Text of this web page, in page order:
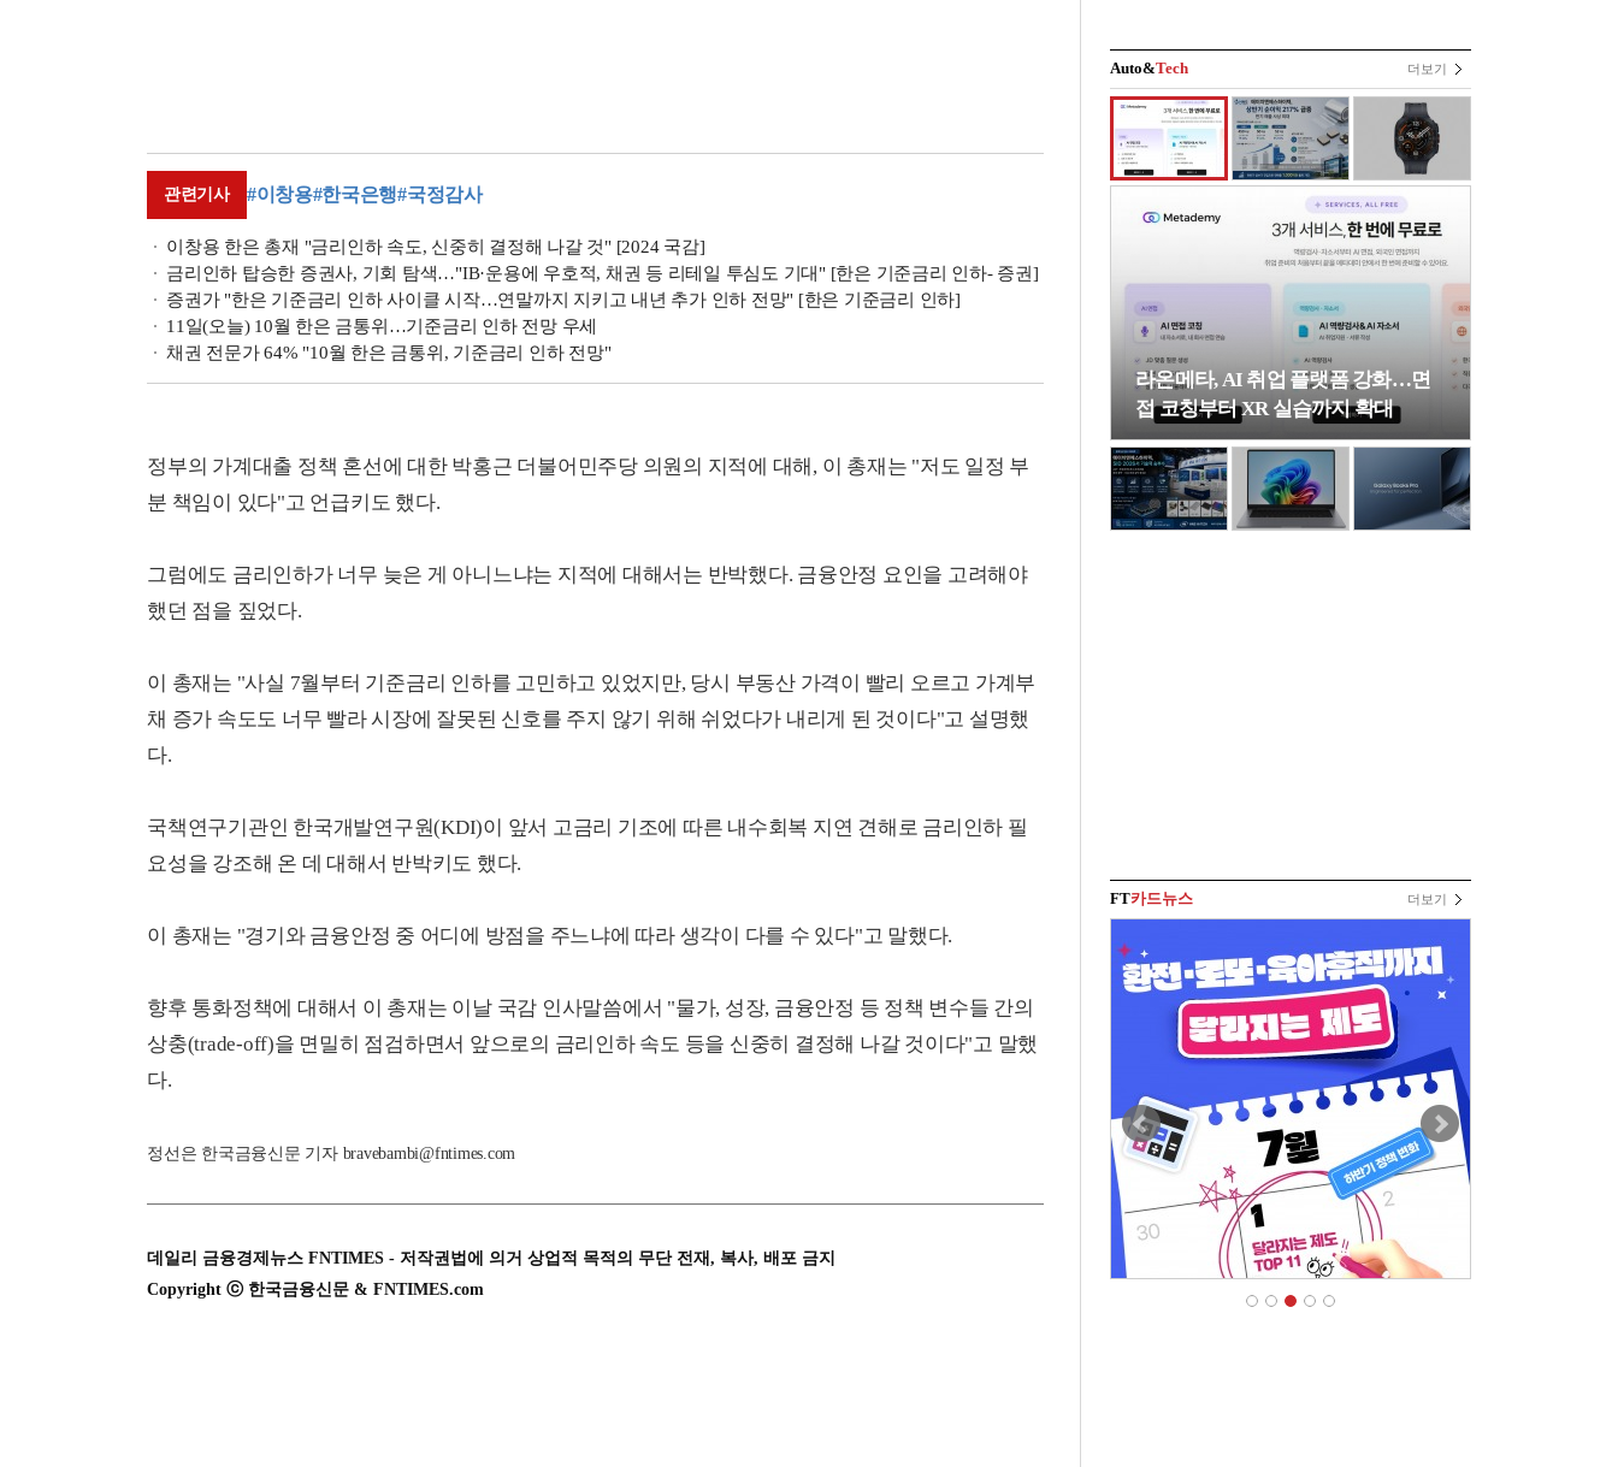
관련기사 #이창용#한국은행#국정감사
이창용 한은 총재 "금리인하 속도, 신중히 결정해 나갈 것" [2024 국감]
금리인하 탑승한 증권사, 기회 탐색…"IB·운용에 우호적, 채권 등 리테일 투심도 기대" [한은 기준금리 인하- 증권]
증권가 "한은 기준금리 인하 사이클 시작…연말까지 지키고 내년 추가 인하 전망" [한은 기준금리 인하]
11일(오늘) 10월 한은 금통위…기준금리 인하 전망 우세
채권 전문가 64% "10월 한은 금통위, 기준금리 인하 전망"
정부의 가계대출 정책 혼선에 대한 박홍근 더불어민주당 의원의 지적에 대해, 이 총재는 "저도 일정 부
분 책임이 있다"고 언급키도 했다.
그럼에도 금리인하가 너무 늦은 게 아니느냐는 지적에 대해서는 반박했다. 금융안정 요인을 고려해야
했던 점을 짚었다.
이 총재는 "사실 7월부터 기준금리 인하를 고민하고 있었지만, 당시 부동산 가격이 빨리 오르고 가계부
채 증가 속도도 너무 빨라 시장에 잘못된 신호를 주지 않기 위해 쉬었다가 내리게 된 것이다"고 설명했
다.
국책연구기관인 한국개발연구원(KDI)이 앞서 고금리 기조에 따른 내수회복 지연 견해로 금리인하 필
요성을 강조해 온 데 대해서 반박키도 했다.
이 총재는 "경기와 금융안정 중 어디에 방점을 주느냐에 따라 생각이 다를 수 있다"고 말했다.
향후 통화정책에 대해서 이 총재는 이날 국감 인사말씀에서 "물가, 성장, 금융안정 등 정책 변수들 간의
상충(trade-off)을 면밀히 점검하면서 앞으로의 금리인하 속도 등을 신중히 결정해 나갈 것이다"고 말했
다.​
정선은 한국금융신문 기자 bravebambi@fntimes.com
데일리 금융경제뉴스 FNTIMES - 저작권법에 의거 상업적 목적의 무단 전재, 복사, 배포 금지
Copyright ⓒ 한국금융신문 & FNTIMES.com
Auto&Tech 더보기
라온메타, AI 취업 플랫폼 강화…면
접 코칭부터 XR 실습까지 확대
FT카드뉴스 더보기